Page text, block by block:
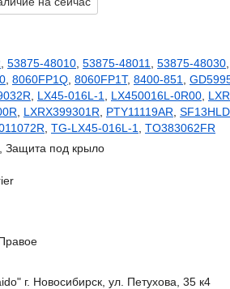
53875-48010 53875-48011 53875-48030
8060FP1Q 8060FP1T, 8400-851
LX45-016L-1 LX450016L-0R00
LXRX399301R PTY11119AR
TG-LX45-016L-1 TO383062FR
Защита под крыло
г. Новосибирск, ул. Петухова, 35 к4